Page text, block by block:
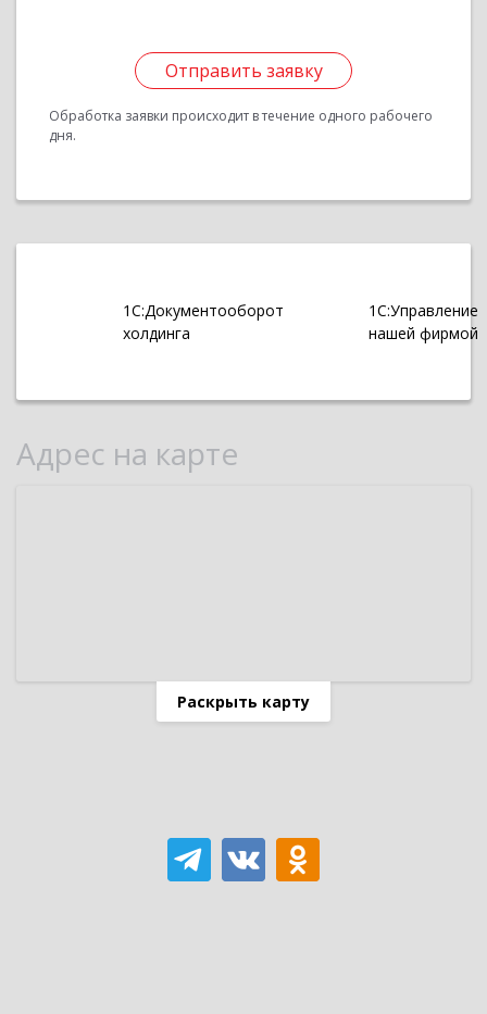
Отправить заявку
Обработка заявки происходит в течение одного рабочего
дня.
1С:Документооборот
холдинга
1С:Управление
нашей фирмой
Адрес на карте
Раскрыть карту